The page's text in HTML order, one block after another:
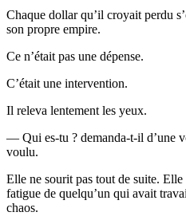
Chaque dollar qu’il croyait perdu
son propre empire.
Ce n’était pas une dépense.
C’était une intervention.
Il releva lentement les yeux.
— Qui es-tu ? demanda-t-il d’une
voulu.
Elle ne sourit pas tout de suite.
fatigue de quelqu’un qui avait
chaos.